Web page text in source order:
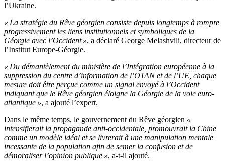
l’Ukraine.
« La stratégie du Rêve géorgien consiste depuis longtemps à rompre
progressivement les liens institutionnels et symboliques de la
Géorgie avec l’Occident », a déclaré George Melashvili, directeur de
l’Institut Europe-Géorgie.
« Du démantèlement du ministère de l’Intégration européenne à la
suppression du centre d’information de l’OTAN et de l’UE, chaque
mesure doit être perçue comme un signal envoyé à l’Occident
indiquant que le Rêve géorgien éloigne la Géorgie de la voie euro-
atlantique », a ajouté l’expert.
Dans le même temps, le gouvernement du Rêve géorgien «
intensifierait la propagande anti-occidentale, promouvrait la Chine
comme un modèle idéal et se livrerait à une manipulation mentale
incessante de la population afin de semer la confusion et de
démoraliser l’opinion publique », a-t-il ajouté.